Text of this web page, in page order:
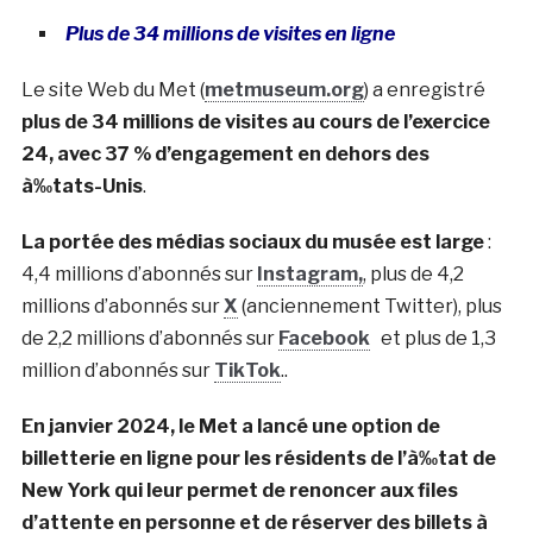
Plus de 34 millions de visites en ligne
Le site Web du Met (metmuseum.org) a enregistré
plus de 34 millions de visites au cours de l’exercice
24, avec 37 % d’engagement en dehors des
à‰tats-Unis.
La portée des médias sociaux du musée est large:
4,4 millions d’abonnés sur Instagram,, plus de 4,2
millions d’abonnés surX (anciennement Twitter), plus
de 2,2 millions d’abonnés sur Facebook et plus de 1,3
million d’abonnés sur TikTok..
En janvier 2024, le Met a lancé une option de
billetterie en ligne pour les résidents de l’à‰tat de
New York qui leur permet de renoncer aux files
d’attente en personne et de réserver des billets à